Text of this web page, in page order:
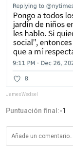
JamesWedsel
Puntuación final:-1